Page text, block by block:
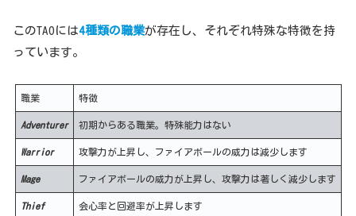
このTAOには4種類の職業が存在し、それぞれ特殊な特徴を持
っています。
職業 特徴
Adventurer 初期からある職業。特殊能力はない
Warrior 攻撃力が上昇し、ファイアボールの威力は減少します
Mage ファイアボールの威力が上昇し、攻撃力は著しく減少します
Thief 会心率と回避率が上昇します